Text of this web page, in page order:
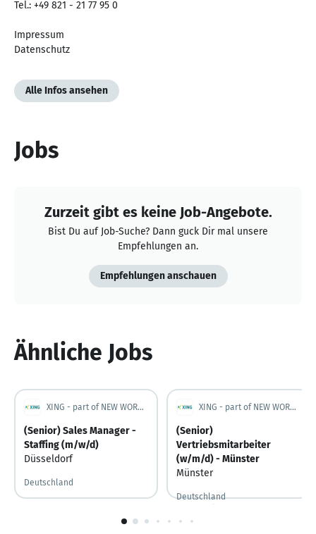
Tel.: +49 821 - 21 77 95 0
Impressum
Datenschutz
Alle Infos ansehen
Jobs
Zurzeit gibt es keine Job-Angebote.
Bist Du auf Job-Suche? Dann guck Dir mal unsere
Empfehlungen an.
Empfehlungen anschauen
Ähnliche Jobs
XING - part of NEW WORK SE
(Senior) Sales Manager -
Staffing (m/w/d)
Düsseldorf
Deutschland
XING - part of NEW WORK SE
(Senior)
Vertriebsmitarbeiter
(w/m/d) - Münster
Münster
Deutschland
1